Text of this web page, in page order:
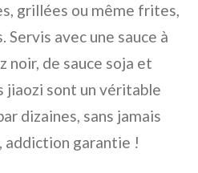
grillées ou même frites,
Servis avec une sauce à
noir, de sauce soja et
jiaozi sont un véritable
dizaines, sans jamais
addiction garantie !